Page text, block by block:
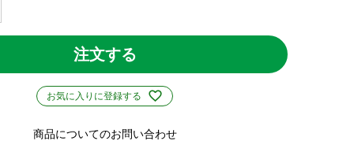
注文する
お気に入りに登録する
商品についてのお問い合わせ